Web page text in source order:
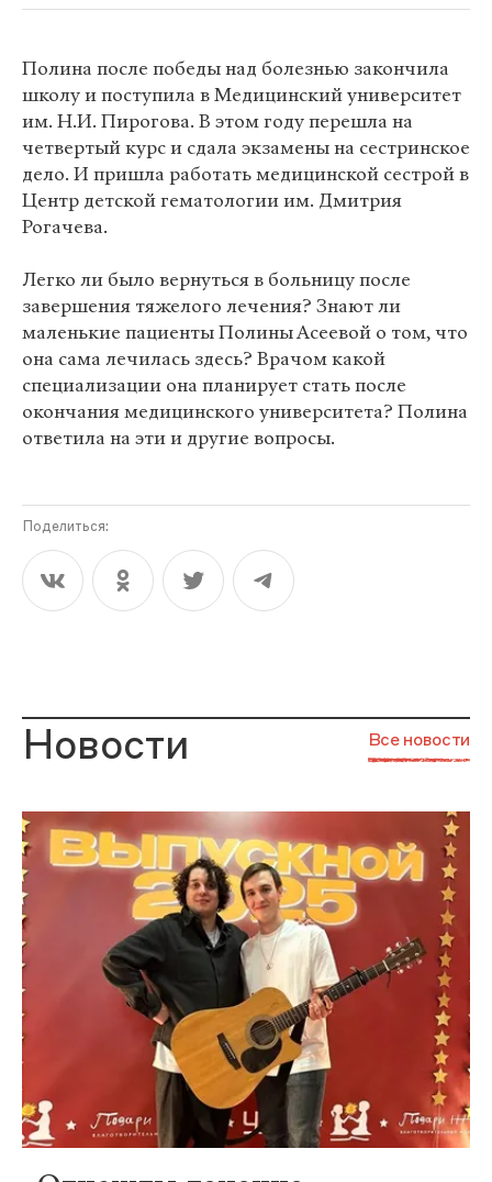
Полина после победы над болезнью закончила
школу и поступила в Медицинский университет
им. Н.И. Пирогова. В этом году перешла на
четвертый курс и сдала экзамены на сестринское
дело. И пришла работать медицинской сестрой в
Центр детской гематологии им. Дмитрия
Рогачева.
Легко ли было вернуться в больницу после
завершения тяжелого лечения? Знают ли
маленькие пациенты Полины Асеевой о том, что
она сама лечилась здесь? Врачом какой
специализации она планирует стать после
окончания медицинского университета? Полина
ответила на эти и другие вопросы.
Поделиться:
Новости Все новости